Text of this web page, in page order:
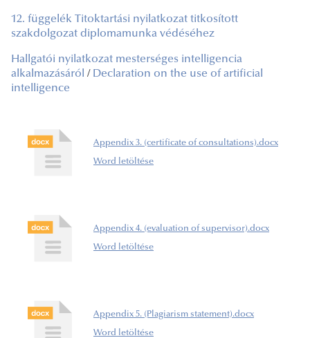
12. függelék Titoktartási nyilatkozat titkosított
szakdolgozat diplomamunka védéséhez
Hallgatói nyilatkozat mesterséges intelligencia
alkalmazásáról / Declaration on the use of artificial
intelligence
Appendix 3. (certificate of consultations).docx
Word letöltése
Appendix 4. (evaluation of supervisor).docx
Word letöltése
Appendix 5. (Plagiarism statement).docx
Word letöltése